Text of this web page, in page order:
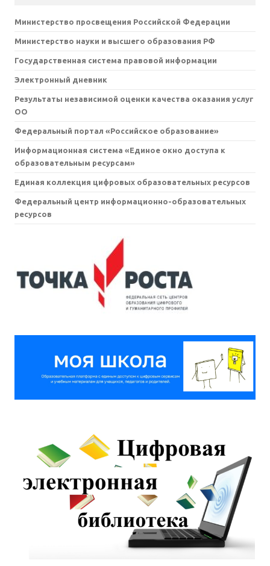
Министерство просвещения Российской Федерации
Министерство науки и высшего образования РФ
Государственная система правовой информации
Электронный дневник
Результаты независимой оценки качества оказания услуг
ОО
Федеральный портал «Российское образование»
Информационная система «Единое окно доступа к
образовательным ресурсам»
Единая коллекция цифровых образовательных ресурсов
Федеральный центр информационно-образовательных
ресурсов